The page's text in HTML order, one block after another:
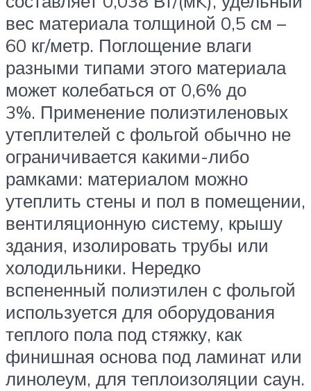
вес материала толщиной 0,5 см –
60 кг/метр. Поглощение влаги
разными типами этого материала
может колебаться от 0,6% до
3%. Применение полиэтиленовых
утеплителей с фольгой обычно не
ограничивается какими-либо
рамками: материалом можно
утеплить стены и пол в помещении,
вентиляционную систему, крышу
здания, изолировать трубы или
холодильники. Нередко
вспененный полиэтилен с фольгой
используется для оборудования
теплого пола под стяжку, как
финишная основа под ламинат или
линолеум, для теплоизоляции саун.